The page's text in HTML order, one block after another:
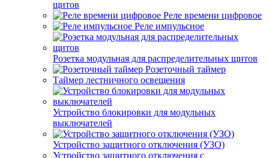
щитов
Реле времени цифровое
Реле импульсное
Розетка модульная для распределительных щитов
Розеточный таймер
Таймер лестничного освещения
Устройство блокировки для модульных
выключателей
Устройство защитного отключения (УЗО)
Устройство защитного отключения с